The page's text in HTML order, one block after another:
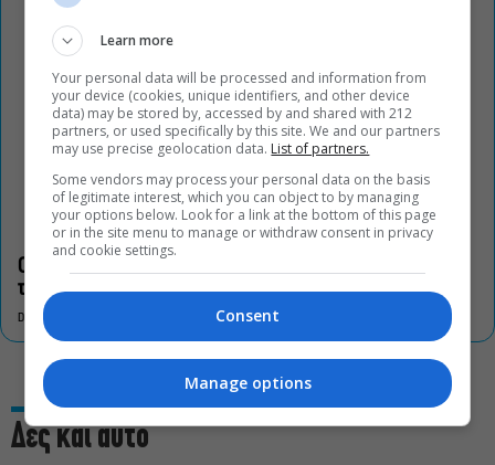
Οι «Τρωάδες» στην Επίδαυρο αλλάζουν την αντίληψη για
τον πολιτισμό
DON'T MISS
Δες και αυτό
Learn more
Your personal data will be processed and information from
your device (cookies, unique identifiers, and other device
data) may be stored by, accessed by and shared with 212
partners, or used specifically by this site. We and our partners
may use precise geolocation data. List of partners.
Some vendors may process your personal data on the basis
of legitimate interest, which you can object to by managing
your options below. Look for a link at the bottom of this page
or in the site menu to manage or withdraw consent in privacy
and cookie settings.
Consent
Manage options